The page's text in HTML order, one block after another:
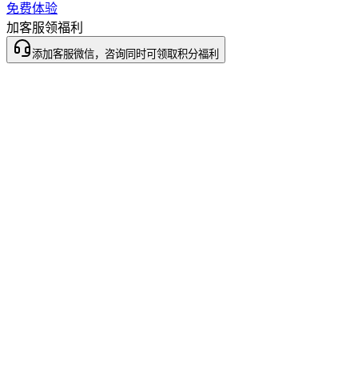
免费体验
加客服领福利
添加客服微信，咨询同时可领取积分福利